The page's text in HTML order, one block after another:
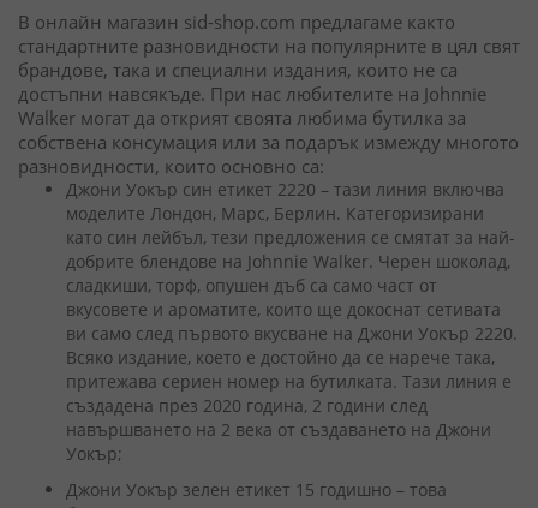
В онлайн магазин sid-shop.com предлагаме както
стандартните разновидности на популярните в цял свят
брандове, така и специални издания, които не са
достъпни навсякъде. При нас любителите на Johnnie
Walker могат да открият своята любима бутилка за
собствена консумация или за подарък измежду многото
разновидности, които основно са:
Джони Уокър син етикет 2220 – тази линия включва
моделите Лондон, Марс, Берлин. Категоризирани
като син лейбъл, тези предложения се смятат за най-
добрите блендове на Johnnie Walker. Черен шоколад,
сладкиши, торф, опушен дъб са само част от
вкусовете и ароматите, които ще докоснат сетивата
ви само след първото вкусване на Джони Уокър 2220.
Всяко издание, което е достойно да се нарече така,
притежава сериен номер на бутилката. Тази линия е
създадена през 2020 година, 2 години след
навършването на 2 века от създаването на Джони
Уокър;
Джони Уокър зелен етикет 15 годишно – това